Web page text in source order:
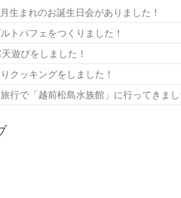
生まれのお誕生日会がありました！
トパフェをつくりました！
遊びをしました！
クッキングをしました！
行で「越前松島水族館」に行ってきま